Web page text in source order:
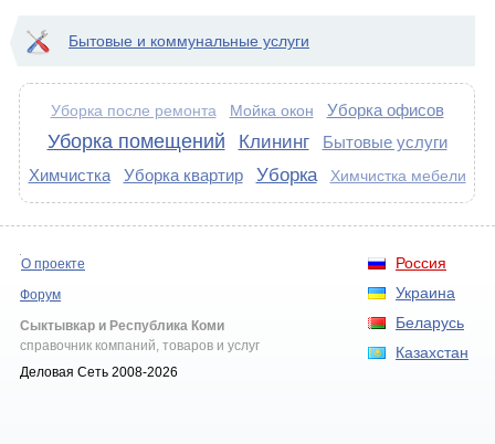
Бытовые и коммунальные услуги
Уборка после ремонта Мойка окон Уборка офисов
Уборка помещений Клининг
Бытовые услуги
Химчистка
Уборка квартир Уборка Химчистка мебели
Россия
Украина
Беларусь
Казахстан
О проекте
Форум
Сыктывкар и Республика Коми
справочник компаний, товаров и услуг
Деловая Сеть 2008-2026